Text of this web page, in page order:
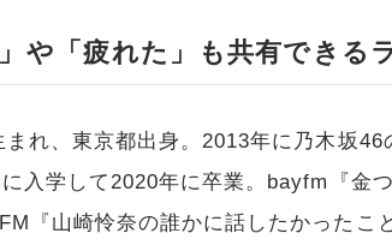
」や「疲れた」も共有できる
まれ、東京都出身。2013年に乃木坂
入学して2020年に卒業。bayfm『金
『山崎怜奈の誰かに話したかったこ